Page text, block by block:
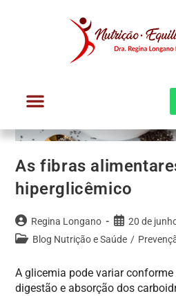
As fibras
hiperglicêmico
Regina Longano
20 de
Blog Nutrição e Saúde /
A glicemia pode variar
digestão e absorção dos